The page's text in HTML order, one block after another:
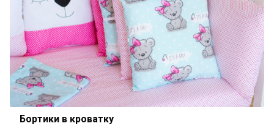
Бортики в кроватку